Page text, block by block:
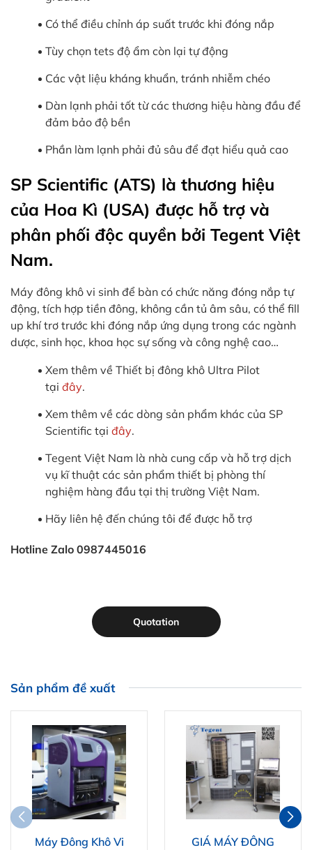
Có thể điều chỉnh áp suất trước khi đóng nắp
Tùy chọn tets độ ẩm còn lại tự động
Các vật liệu kháng khuẩn, tránh nhiễm chéo
Dàn lạnh phải tốt từ các thương hiệu hàng đầu để
đảm bảo độ bền
Phần làm lạnh phải đủ sâu để đạt hiểu quả cao
SP Scientific (ATS) là thương hiệu
của Hoa Kì (USA) được hỗ trợ và
phân phối độc quyền bởi Tegent Việt
Nam.
Máy đông khô vi sinh để bàn có chức năng đóng nắp tự
động, tích hợp tiền đông, không cần tủ âm sâu, có thể fill
up khí trơ trước khi đóng nắp ứng dụng trong các ngành
dược, sinh học, khoa học sự sống và công nghệ cao…
Xem thêm về Thiết bị đông khô Ultra Pilot
tại đây.
Xem thêm về các dòng sản phẩm khác của SP
Scientific tại đây.
Tegent Việt Nam là nhà cung cấp và hỗ trợ dịch
vụ kĩ thuật các sản phẩm thiết bị phòng thí
nghiệm hàng đầu tại thị trường Việt Nam.
Hãy liên hệ đến chúng tôi để được hỗ trợ
Hotline Zalo 0987445016
Quotation
Sản phẩm đề xuất
Máy Đông Khô Vi
GIÁ MÁY ĐÔNG